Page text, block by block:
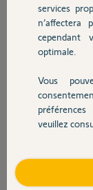
Autres
Devis
Contact
Bonjour Jean
Comme vous ne
services
cependant
optimale.
Vous
veuillez